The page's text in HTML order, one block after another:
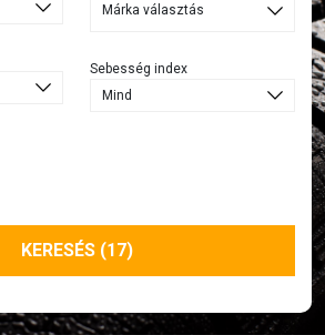
Márka választás
Sebesség index
KERESÉS (17)